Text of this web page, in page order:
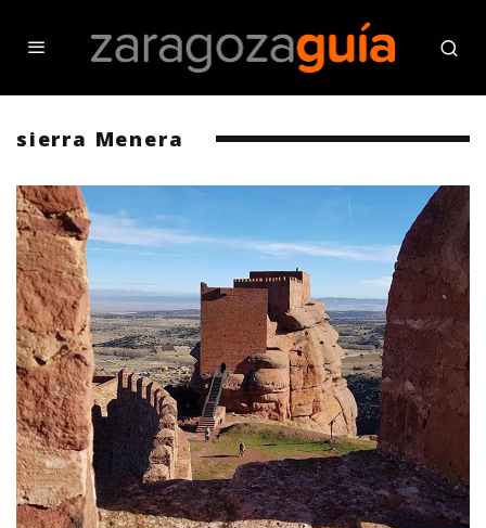
sierra Menera